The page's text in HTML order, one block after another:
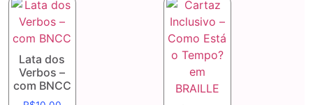
Lata dos
Verbos –
com BNCC